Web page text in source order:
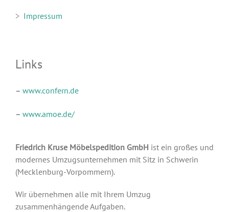
> Impressum
Links
– www.confern.de
– www.amoe.de/
Friedrich Kruse Möbelspedition GmbH ist ein großes und
modernes Umzugsunternehmen mit Sitz in Schwerin
(Mecklenburg-Vorpommern).
Wir übernehmen alle mit Ihrem Umzug
zusammenhängende Aufgaben.